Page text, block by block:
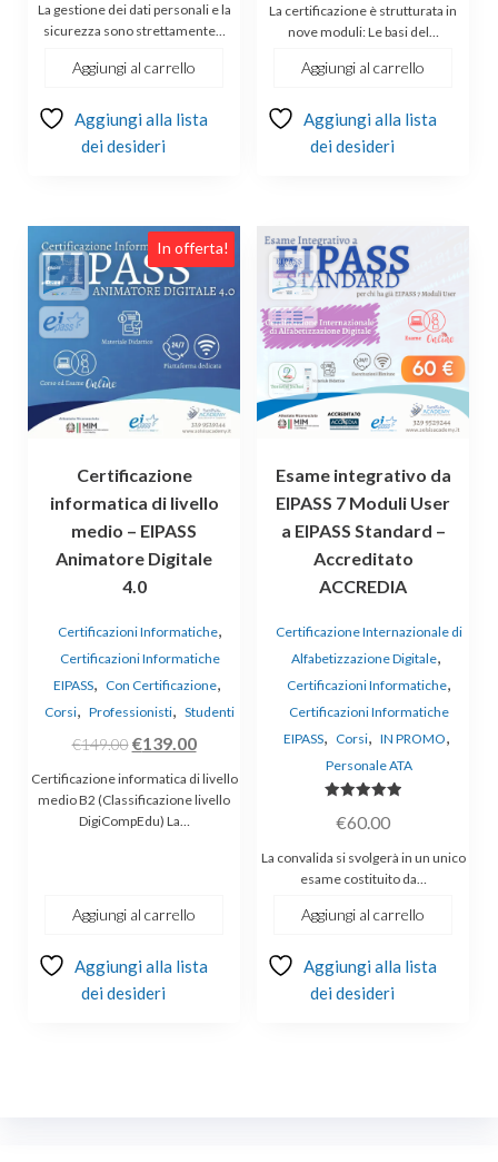
La gestione dei dati personali e la
sicurezza sono strettamente…
Aggiungi al carrello
Aggiungi alla lista
dei desideri
La certificazione è strutturata in
nove moduli: Le basi del…
Aggiungi al carrello
Aggiungi alla lista
dei desideri
In offerta!
Certificazione
informatica di livello
medio – EIPASS
Animatore Digitale
4.0
Certificazioni Informatiche,
Certificazioni Informatiche
EIPASS, Con Certificazione,
Corsi, Professionisti, Studenti
€149.00 Il
prezzo
originale
era:
€139.00Il
prezzo
attuale
€139.00.
Certificazione informatica di livello
medio B2 (Classificazione livello
DigiCompEdu) La…
Aggiungi al carrello
Aggiungi alla lista
dei desideri
Esame integrativo da
EIPASS 7 Moduli User
a EIPASS Standard –
Accreditato
ACCREDIA
Certificazione Internazionale di
Alfabetizzazione Digitale,
Certificazioni Informatiche,
Certificazioni Informatiche
EIPASS, Corsi, IN PROMO,
Personale ATA
5.00
€60.00
La convalida si svolgerà in un unico
esame costituito da…
Aggiungi al carrello
Aggiungi alla lista
dei desideri